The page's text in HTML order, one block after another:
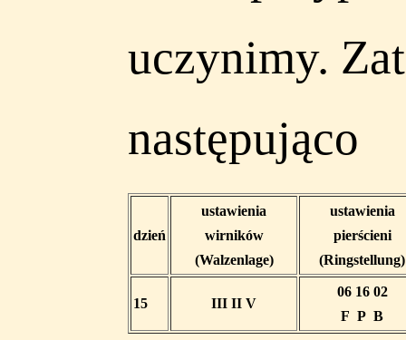
uczynimy.
następująco
dzień
ustawienia
wirników
(Walzenlage)
ustawienia
pierścieni
(Ringstellung)
15 III II V
06 16 02
F P B